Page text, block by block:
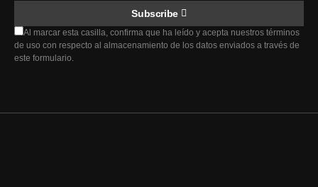
Subscribe
Al marcar esta casilla, confirma que ha leído y acepta nuestros términos
de uso con respecto al almacenamiento de los datos enviados a través de
este formulario.